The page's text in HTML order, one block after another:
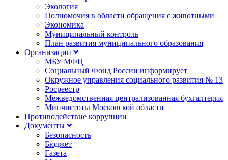
Экология
Полномочия в области обращения с животными
Экономика
Муниципальный контроль
План развития муниципального образования
Организации
МБУ МФЦ
Социальный Фонд России информирует
Окружное управления социального развития № 13
Росреестр
Межведомственная централизованная бухгалтерия
Минчистоты Московской области
Противодействие коррупции
Документы
Безопасность
Бюджет
Газета